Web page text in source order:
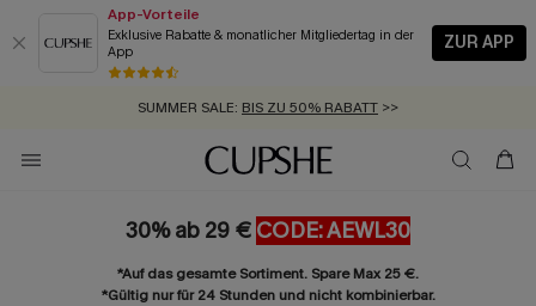
App-Vorteile
Exklusive Rabatte & monatlicher Mitgliedertag in der
App
ZUR APP
GRATIS MASSBAND MIT JEDEM SCHNELLVERSAND-ARTIKEL >>
SUMMER SALE:
ZUM NEWSLETTER:BIS ZU -20% EXTRA ERHALTEN
KOSTENLOSER VERSAND AB 89 €
30% ab 29 € CODE: AEWL30
*Auf das gesamte Sortiment. Spare Max 25 €.
*Gültig nur für 24 Stunden und nicht kombinierbar.